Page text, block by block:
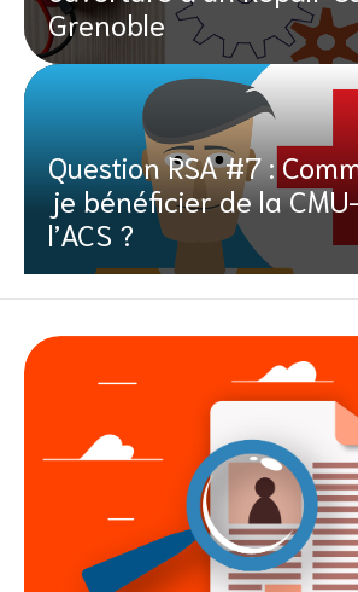
Grenoble
Question RSA #7 :
je bénéficier de la
l’ACS ?